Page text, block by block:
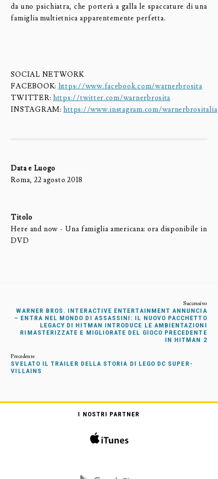
da uno psichiatra, che porterà a galla le spaccature di una
famiglia multietnica apparentemente perfetta.
SOCIAL NETWORK
FACEBOOK: https://www.facebook.com/warnerbrosita
TWITTER:https://twitter.com/warnerbrosita
INSTAGRAM:https://www.instagram.com/warnerbrositalia
Data e Luogo
Roma, 22 agosto 2018
Titolo
Here and now - Una famiglia americana: ora disponibile in
DVD
WARNER BROS. INTERACTIVE ENTERTAINMENT ANNUNCIA
– ENTRA NEL MONDO DI ASSASSINI: IL NUOVO PACCHETTO
LEGACY DI HITMAN INTRODUCE LE AMBIENTAZIONI
RIMASTERIZZATE E MIGLIORATE DEL GIOCO PRECEDENTE
IN HITMAN 2
SVELATO IL TRAILER DELLA STORIA DI LEGO DC SUPER-
VILLAINS
I NOSTRI PARTNER